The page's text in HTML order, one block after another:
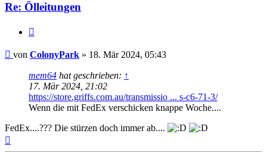
Re: Ölleitungen
Beitrag
von ColonyPark » 18. Mär 2024, 05:43
mem64 hat geschrieben: ↑
17. Mär 2024, 21:02
https://store.griffs.com.au/transmissio ... s-c6-71-3/
Wenn die mit FedEx verschicken knappe Woche....
FedEx....??? Die stürzen doch immer ab....